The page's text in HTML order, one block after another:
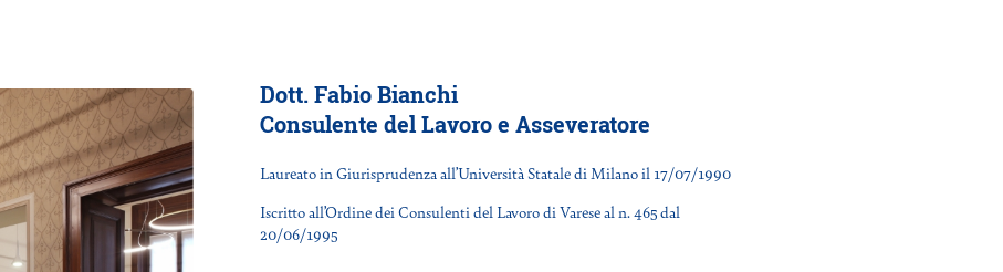
Dott. Fabio Bianchi
Consulente del Lavoro e Asseveratore
Laureato in Giurisprudenza all’Università Statale di Milano il 17/07/1990
Iscritto all’Ordine dei Consulenti del Lavoro di Varese al n. 465 dal
20/06/1995